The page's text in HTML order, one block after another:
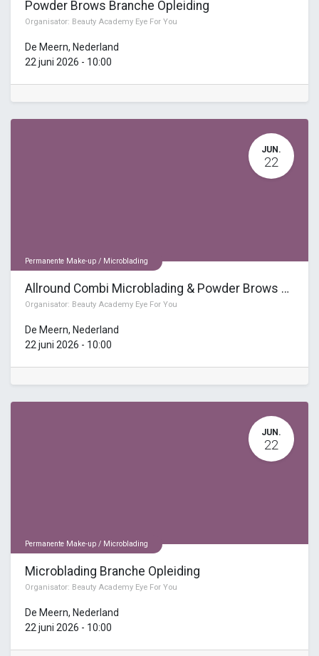
Powder Brows Branche Opleiding
Organisator: Beauty Academy Eye For You
De Meern, Nederland
22 juni 2026 - 10:00
JUN.
22
Permanente Make-up / Microblading
Allround Combi Microblading & Powder Brows en 3 Masterclasses
Organisator: Beauty Academy Eye For You
De Meern, Nederland
22 juni 2026 - 10:00
JUN.
22
Permanente Make-up / Microblading
Microblading Branche Opleiding
Organisator: Beauty Academy Eye For You
De Meern, Nederland
22 juni 2026 - 10:00